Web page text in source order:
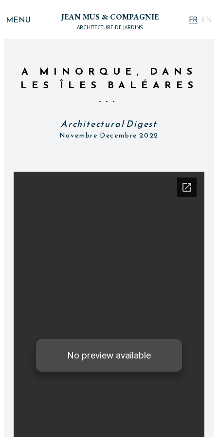
MENU JEAN MUS & COMPAGNIE
ARCHITECTURE DE JARDINS
FR EN
A MINORQUE, DANS
LES ÎLES BALÉARES
...
Architectural Digest
Novembre Decembre 2022